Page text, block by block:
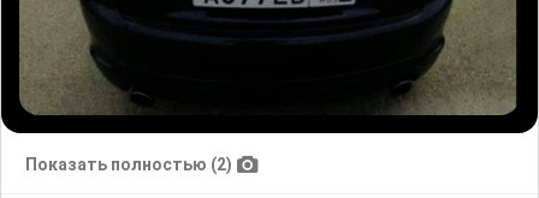
Показать полностью (2)